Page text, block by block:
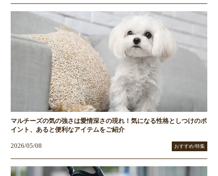
マルチーズの気の強さは愛情深さの現れ！気になる性格としつけのポ
イント、あると便利なアイテムをご紹介
2026/05/08 おすすめ/特集